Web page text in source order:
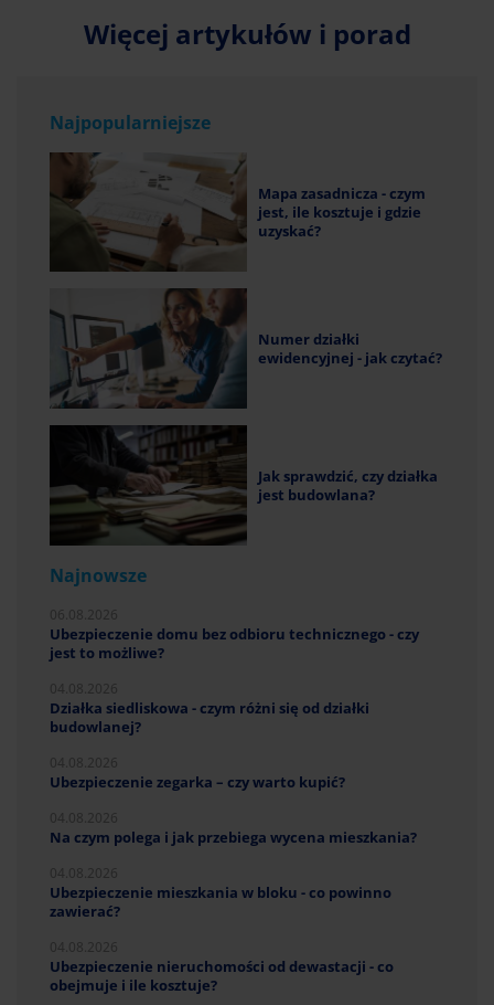
Więcej artykułów i porad
Najpopularniejsze
Mapa zasadnicza - czym
jest, ile kosztuje i gdzie
uzyskać?
Numer działki
ewidencyjnej - jak czytać?
Jak sprawdzić, czy działka
jest budowlana?
Najnowsze
Ubezpieczenie domu bez odbioru technicznego - czy
jest to możliwe?
Działka siedliskowa - czym różni się od działki
budowlanej?
Ubezpieczenie zegarka – czy warto kupić?
Na czym polega i jak przebiega wycena mieszkania?
Ubezpieczenie mieszkania w bloku - co powinno
zawierać?
Ubezpieczenie nieruchomości od dewastacji - co
obejmuje i ile kosztuje?